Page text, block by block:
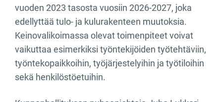
vuoden 2023 tasosta vuosiin 2026-2027, joka
edellyttää tulo- ja kulurakenteen muutoksia.
Keinovalikoimassa olevat toimenpiteet voivat
vaikuttaa esimerkiksi työntekijöiden työtehtäviin,
työntekopaikkoihin, työjärjestelyihin ja työtiloihin
sekä henkilöstöetuihin.